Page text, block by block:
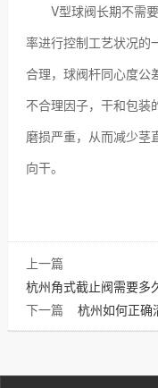
V型球阀长期不需
率进行控制工艺状况的
合理，球阀杆同心度公
不合理因子，干和包装
磨损严重，从而减少茎
向干。
上一篇
杭州角式截止阀需要多
下一篇 杭州如何正确